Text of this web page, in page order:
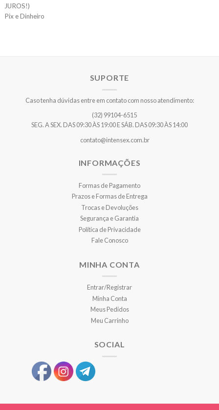
JUROS!)
Pix e Dinheiro
SUPORTE
Caso tenha dúvidas entre em contato com nosso atendimento:
(32) 99104-6515
SEG. A SEX. DAS 09:30 ÀS 19:00 E SÁB. DAS 09:30 ÀS 14:00
contato@intensex.com.br
INFORMAÇÕES
Formas de Pagamento
Prazos e Formas de Entrega
Trocas e Devoluções
Segurança e Garantia
Política de Privacidade
Fale Conosco
MINHA CONTA
Entrar/Registrar
Minha Conta
Meus Pedidos
Meu Carrinho
SOCIAL